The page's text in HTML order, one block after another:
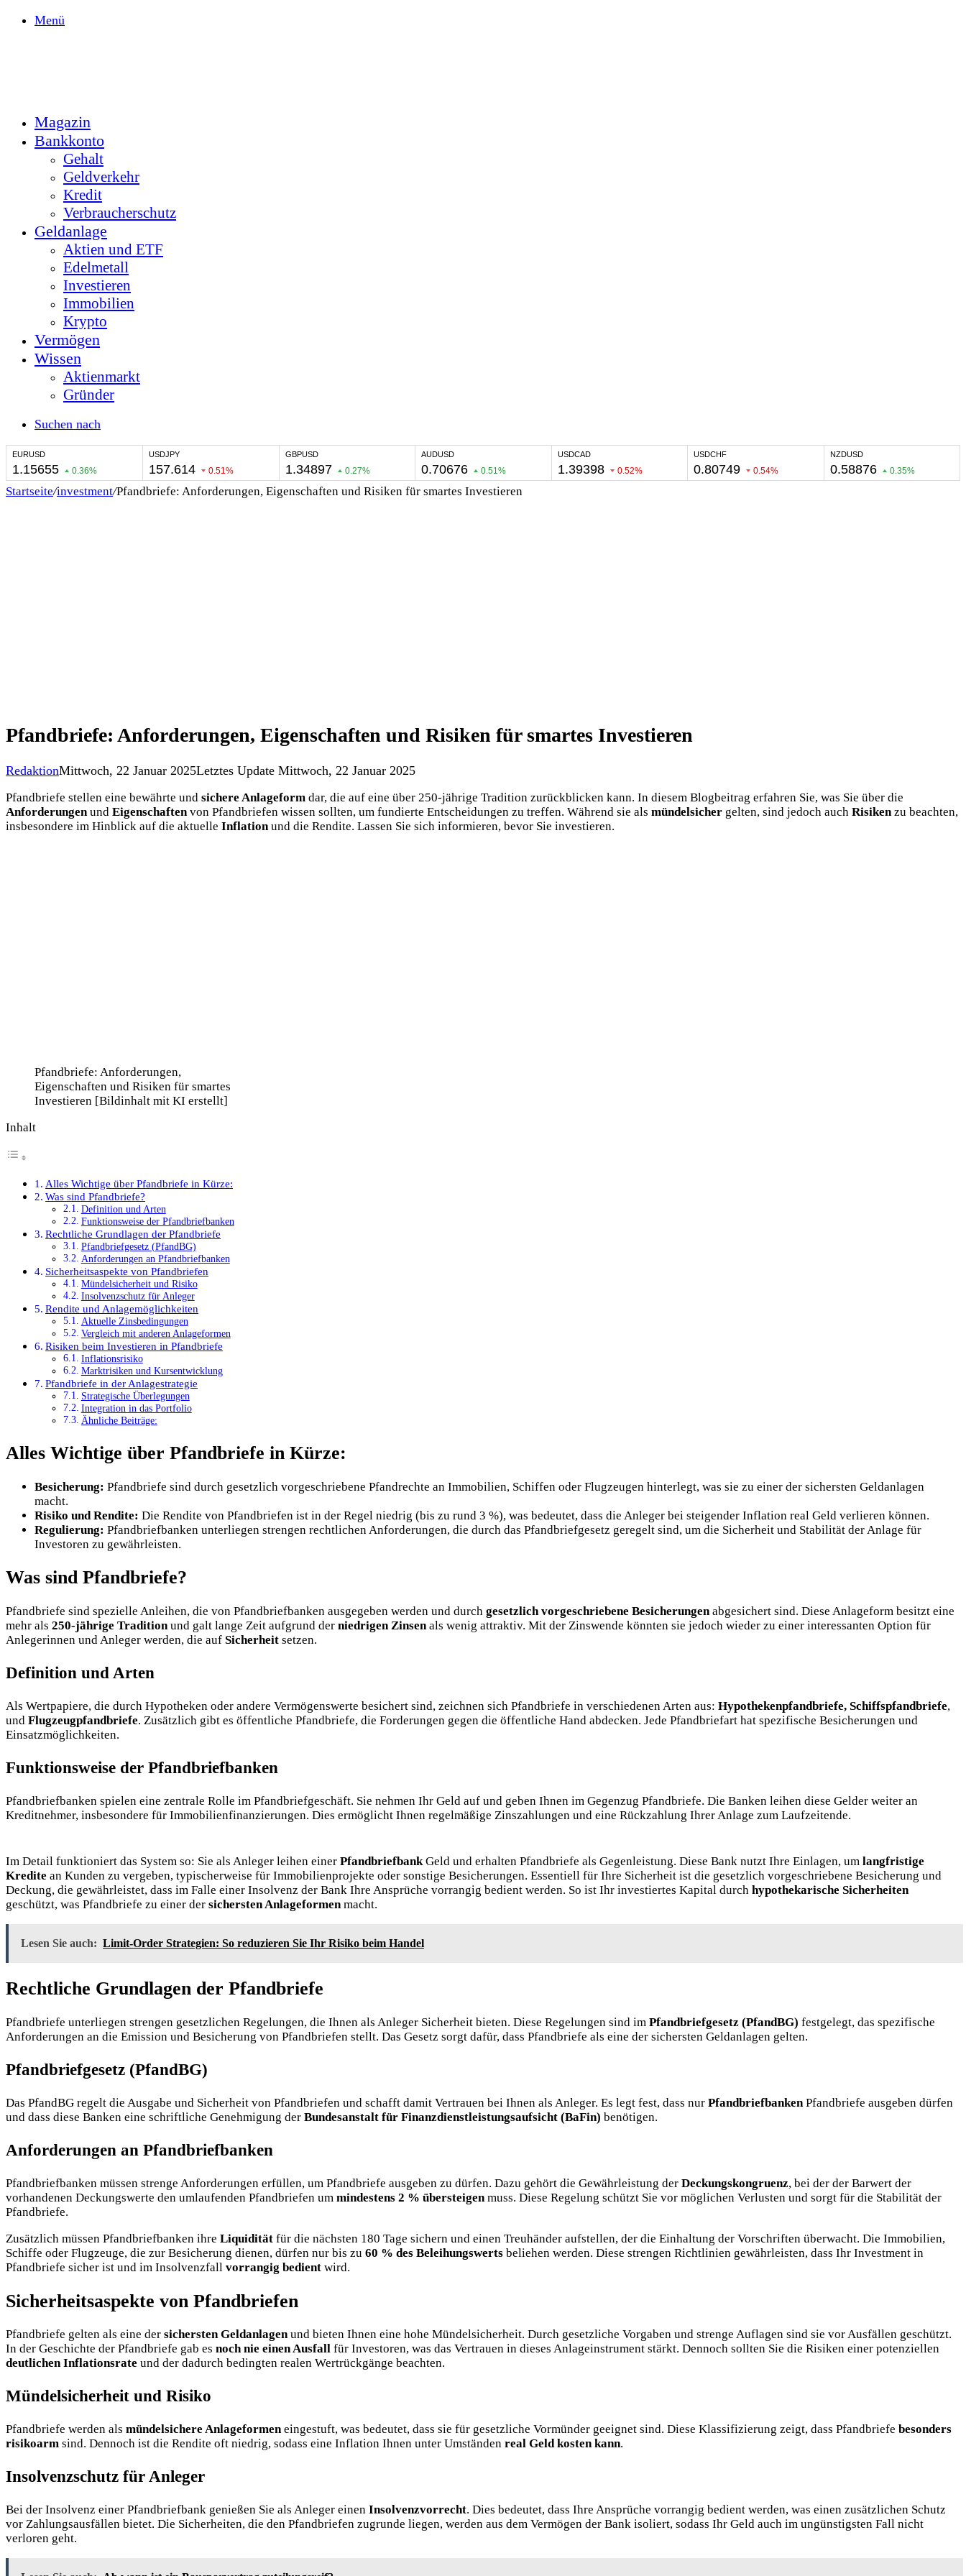
Menü
Magazin
Bankkonto
Gehalt
Geldverkehr
Kredit
Verbraucherschutz
Geldanlage
Aktien und ETF
Edelmetall
Investieren
Immobilien
Krypto
Vermögen
Wissen
Aktienmarkt
Gründer
Suchen nach
Startseite/investment/Pfandbriefe: Anforderungen, Eigenschaften und Risiken für smartes Investieren
Pfandbriefe: Anforderungen, Eigenschaften und Risiken für smartes Investieren
RedaktionMittwoch, 22 Januar 2025Letztes Update Mittwoch, 22 Januar 2025
Pfandbriefe stellen eine bewährte und sichere Anlageform dar, die auf eine über 250-jährige Tradition zurückblicken kann. In diesem Blogbeitrag erfahren Sie, was Sie über die
Anforderungenund Eigenschaftenvon Pfandbriefen wissen sollten, um fundierte Entscheidungen zu treffen. Während sie als mündelsicher gelten, sind jedoch auch Risikenzu beachten,
insbesondere im Hinblick auf die aktuelle Inflationund die Rendite. Lassen Sie sich informieren, bevor Sie investieren.
Pfandbriefe: Anforderungen,
Eigenschaften und Risiken für smartes
Investieren [Bildinhalt mit KI erstellt]
Inhalt
Alles Wichtige über Pfandbriefe in Kürze:
Was sind Pfandbriefe?
Definition und Arten
Funktionsweise der Pfandbriefbanken
Rechtliche Grundlagen der Pfandbriefe
Pfandbriefgesetz (PfandBG)
Anforderungen an Pfandbriefbanken
Sicherheitsaspekte von Pfandbriefen
Mündelsicherheit und Risiko
Insolvenzschutz für Anleger
Rendite und Anlagemöglichkeiten
Aktuelle Zinsbedingungen
Vergleich mit anderen Anlageformen
Risiken beim Investieren in Pfandbriefe
Inflationsrisiko
Marktrisiken und Kursentwicklung
Pfandbriefe in der Anlagestrategie
Strategische Überlegungen
Integration in das Portfolio
Ähnliche Beiträge:
Alles Wichtige über Pfandbriefe in Kürze:
Besicherung: Pfandbriefe sind durch gesetzlich vorgeschriebene Pfandrechte an Immobilien, Schiffen oder Flugzeugen hinterlegt, was sie zu einer der sichersten Geldanlagen
macht.
Risiko und Rendite: Die Rendite von Pfandbriefen ist in der Regel niedrig (bis zu rund 3 %), was bedeutet, dass die Anleger bei steigender Inflation real Geld verlieren können.
Regulierung: Pfandbriefbanken unterliegen strengen rechtlichen Anforderungen, die durch das Pfandbriefgesetz geregelt sind, um die Sicherheit und Stabilität der Anlage für
Investoren zu gewährleisten.
Was sind Pfandbriefe?
Pfandbriefe sind spezielle Anleihen, die von Pfandbriefbanken ausgegeben werden und durch gesetzlich vorgeschriebene Besicherungen abgesichert sind. Diese Anlageform besitzt eine
mehr als 250-jährige Tradition und galt lange Zeit aufgrund der niedrigen Zinsen als wenig attraktiv. Mit der Zinswende könnten sie jedoch wieder zu einer interessanten Option für
Anlegerinnen und Anleger werden, die auf Sicherheit setzen.
Definition und Arten
Als Wertpapiere, die durch Hypotheken oder andere Vermögenswerte besichert sind, zeichnen sich Pfandbriefe in verschiedenen Arten aus: Hypothekenpfandbriefe, Schiffspfandbriefe,
und Flugzeugpfandbriefe. Zusätzlich gibt es öffentliche Pfandbriefe, die Forderungen gegen die öffentliche Hand abdecken. Jede Pfandbriefart hat spezifische Besicherungen und
Einsatzmöglichkeiten.
Funktionsweise der Pfandbriefbanken
Pfandbriefbanken spielen eine zentrale Rolle im Pfandbriefgeschäft. Sie nehmen Ihr Geld auf und geben Ihnen im Gegenzug Pfandbriefe. Die Banken leihen diese Gelder weiter an
Kreditnehmer, insbesondere für Immobilienfinanzierungen. Dies ermöglicht Ihnen regelmäßige Zinszahlungen und eine Rückzahlung Ihrer Anlage zum Laufzeitende.
Im Detail funktioniert das System so: Sie als Anleger leihen einer Pfandbriefbank Geld und erhalten Pfandbriefe als Gegenleistung. Diese Bank nutzt Ihre Einlagen, um langfristige
Kredite an Kunden zu vergeben, typischerweise für Immobilienprojekte oder sonstige Besicherungen. Essentiell für Ihre Sicherheit ist die gesetzlich vorgeschriebene Besicherung und
Deckung, die gewährleistet, dass im Falle einer Insolvenz der Bank Ihre Ansprüche vorrangig bedient werden. So ist Ihr investiertes Kapital durch hypothekarische Sicherheiten
geschützt, was Pfandbriefe zu einer der sichersten Anlageformen macht.
Lesen Sie auch: Limit-Order Strategien: So reduzieren Sie Ihr Risiko beim Handel
Rechtliche Grundlagen der Pfandbriefe
Pfandbriefe unterliegen strengen gesetzlichen Regelungen, die Ihnen als Anleger Sicherheit bieten. Diese Regelungen sind im Pfandbriefgesetz (PfandBG) festgelegt, das spezifische
Anforderungen an die Emission und Besicherung von Pfandbriefen stellt. Das Gesetz sorgt dafür, dass Pfandbriefe als eine der sichersten Geldanlagen gelten.
Pfandbriefgesetz (PfandBG)
Das PfandBG regelt die Ausgabe und Sicherheit von Pfandbriefen und schafft damit Vertrauen bei Ihnen als Anleger. Es legt fest, dass nur PfandbriefbankenPfandbriefe ausgeben dürfen
und dass diese Banken eine schriftliche Genehmigung der Bundesanstalt für Finanzdienstleistungsaufsicht (BaFin) benötigen.
Anforderungen an Pfandbriefbanken
Pfandbriefbanken müssen strenge Anforderungen erfüllen, um Pfandbriefe ausgeben zu dürfen. Dazu gehört die Gewährleistung der Deckungskongruenz, bei der der Barwert der
vorhandenen Deckungswerte den umlaufenden Pfandbriefen um mindestens 2 % übersteigenmuss. Diese Regelung schützt Sie vor möglichen Verlusten und sorgt für die Stabilität der
Pfandbriefe.
Zusätzlich müssen Pfandbriefbanken ihre Liquidität für die nächsten 180 Tage sichern und einen Treuhänder aufstellen, der die Einhaltung der Vorschriften überwacht. Die Immobilien,
Schiffe oder Flugzeuge, die zur Besicherung dienen, dürfen nur bis zu 60 % des Beleihungswerts beliehen werden. Diese strengen Richtlinien gewährleisten, dass Ihr Investment in
Pfandbriefe sicher ist und im Insolvenzfall vorrangig bedient wird.
Sicherheitsaspekte von Pfandbriefen
Pfandbriefe gelten als eine der sichersten Geldanlagenund bieten Ihnen eine hohe Mündelsicherheit. Durch gesetzliche Vorgaben und strenge Auflagen sind sie vor Ausfällen geschützt.
In der Geschichte der Pfandbriefe gab es noch nie einen Ausfall für Investoren, was das Vertrauen in dieses Anlageinstrument stärkt. Dennoch sollten Sie die Risiken einer potenziellen
deutlichen Inflationsrate und der dadurch bedingten realen Wertrückgänge beachten.
Mündelsicherheit und Risiko
Pfandbriefe werden als mündelsichere Anlageformeneingestuft, was bedeutet, dass sie für gesetzliche Vormünder geeignet sind. Diese Klassifizierung zeigt, dass Pfandbriefe besonders
risikoarm sind. Dennoch ist die Rendite oft niedrig, sodass eine Inflation Ihnen unter Umständen real Geld kosten kann.
Insolvenzschutz für Anleger
Bei der Insolvenz einer Pfandbriefbank genießen Sie als Anleger einen Insolvenzvorrecht. Dies bedeutet, dass Ihre Ansprüche vorrangig bedient werden, was einen zusätzlichen Schutz
vor Zahlungsausfällen bietet. Die Sicherheiten, die den Pfandbriefen zugrunde liegen, werden aus dem Vermögen der Bank isoliert, sodass Ihr Geld auch im ungünstigsten Fall nicht
verloren geht.